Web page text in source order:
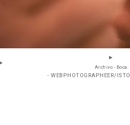
Archivo - Boca.
- WEBPHOTOGRAPHEER/